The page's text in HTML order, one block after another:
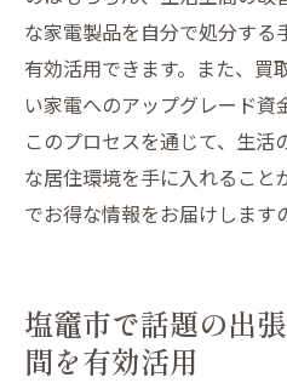
な家電製品を自分で処分する
有効活用できます。また、買
い家電へのアップグレード資
このプロセスを通じて、生
な居住環境を手に入れること
でお得な情報をお届けします
塩竈市で話題の出
間を有効活用